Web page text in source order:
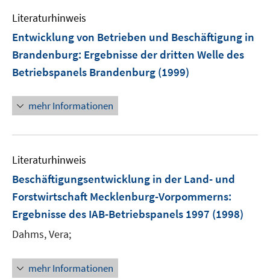
Literaturhinweis
Entwicklung von Betrieben und Beschäftigung in
Brandenburg: Ergebnisse der dritten Welle des
Betriebspanels Brandenburg (1999)
mehr Informationen
Literaturhinweis
Beschäftigungsentwicklung in der Land- und
Forstwirtschaft Mecklenburg-Vorpommerns:
Ergebnisse des IAB-Betriebspanels 1997 (1998)
Dahms, Vera;
mehr Informationen